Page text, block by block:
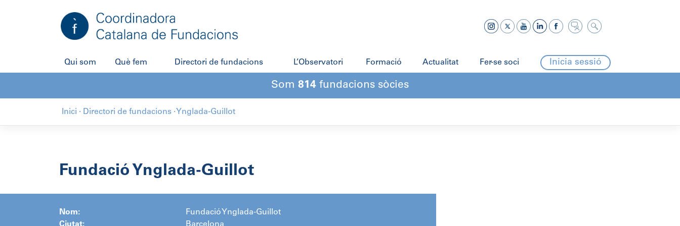
Qui som Què fem Directori de fundacions L’Observatori Formació Actualitat Fer-se soci Inicia sessió
Som 814 fundacions sòcies
Inici · Directori de fundacions ·Ynglada-Guillot
Fundació Ynglada-Guillot
Nom:
Fundació Ynglada-Guillot